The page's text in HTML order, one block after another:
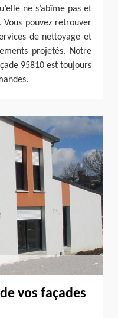
ne s’abîme pas et
pouvez retrouver
de nettoyage et
projetés. Notre
95810 est toujours
vos façades